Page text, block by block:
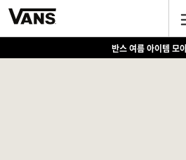
반스 여름 아이템 모